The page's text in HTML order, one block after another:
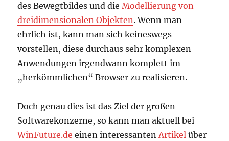
des Bewegtbildes und dieModellierung von
dreidimensionalen Objekten. Wenn man
ehrlich ist, kann man sich keineswegs
vorstellen, diese durchaus sehr komplexen
Anwendungen irgendwann komplett im
„herkömmlichen“ Browser zu realisieren.
Doch genau dies ist das Ziel der großen
Softwarekonzerne, so kann man aktuell bei
WinFuture.de einen interessantenArtikel über